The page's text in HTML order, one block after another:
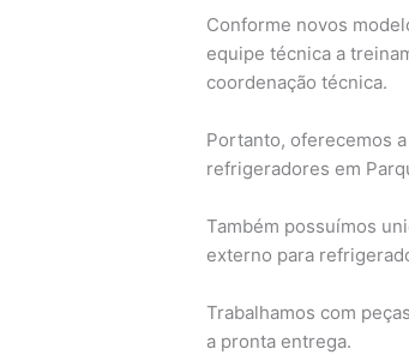
Conforme novos
equipe técnica a
coordenação técnica.
Portanto, oferecemos
refrigeradores em
Também possuímos
externo para
Trabalhamos com
a pronta entrega.